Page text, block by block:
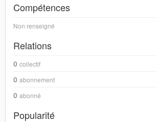
Compétences
Non renseigné
Relations
0 collectif
0 abonnement
0 abonné
Popularité